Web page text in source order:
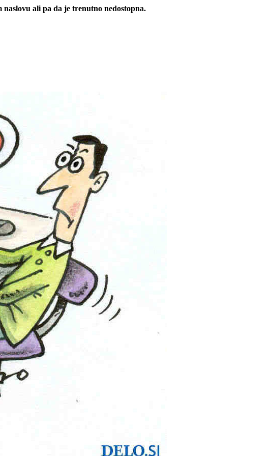
ali pa da je trenutno nedostopna.